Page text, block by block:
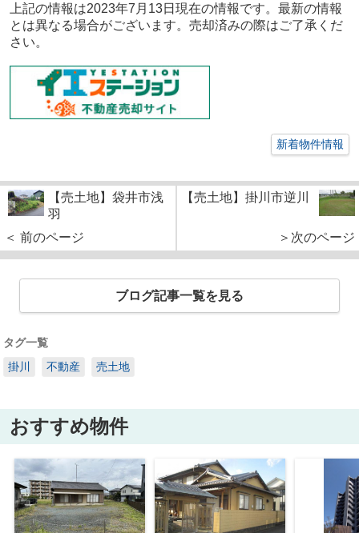
上記の情報は2023年7月13日現在の情報です。最新の情報
とは異なる場合がございます。売却済みの際はご了承くだ
さい。
新着物件情報
【売土地】袋井市浅
羽
＜ 前のページ
【売土地】掛川市逆川
＞次のページ
ブログ記事一覧を見る
タグ一覧
掛川
不動産 売土地
おすすめ物件